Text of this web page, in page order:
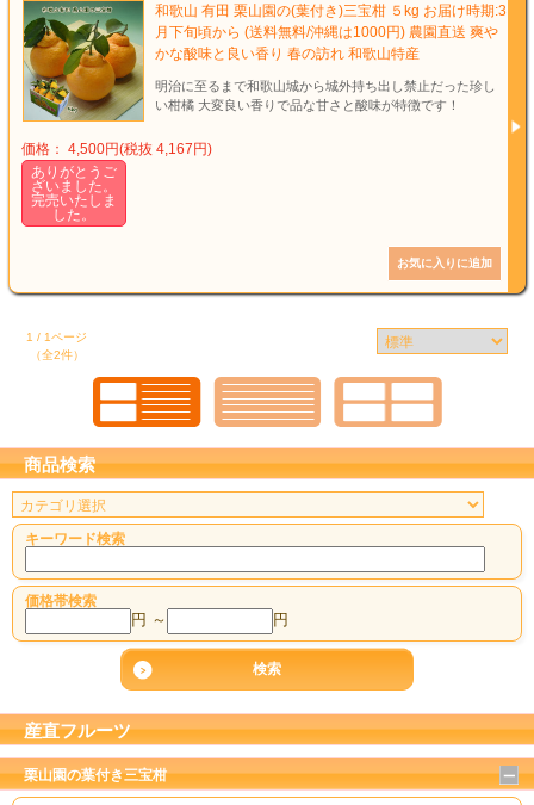
和歌山 有田 栗山園の(葉付き)三宝柑 ５kg お届け時期:3
月下旬頃から (送料無料/沖縄は1000円) 農園直送 爽や
かな酸味と良い香り 春の訪れ 和歌山特産
明治に至るまで和歌山城から城外持ち出し禁止だった珍し
い柑橘 大変良い香りで品な甘さと酸味が特徴です！
価格： 4,500円(税抜 4,167円)
ありがとうご
ざいました。
完売いたしま
した。
1 / 1ページ
（全2件）
商品検索
キーワード検索
価格帯検索
円 ～ 円
産直フルーツ
栗山園の葉付き三宝柑